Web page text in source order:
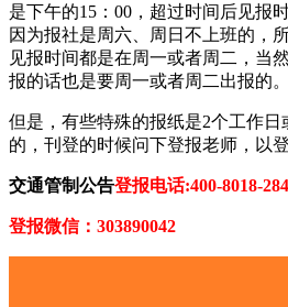
是下午的15：00，超过时间后见报
因为报社是周六、周日不上班的，
见报时间都是在周一或者周二，当
报的话也是要周一或者周二出报的。
但是，有些特殊的报纸是2个工作
的，刊登的时候问下登报老师，以
交通管制公告登报电话:400-8018-284
登报微信：303890042